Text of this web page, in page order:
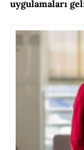
uygulamaları